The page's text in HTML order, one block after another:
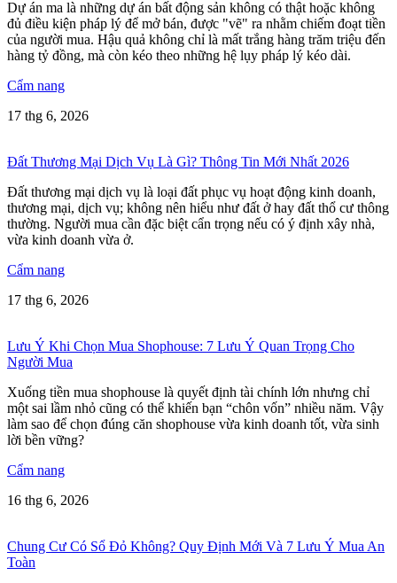
Dự án ma là những dự án bất động sản không có thật hoặc không
đủ điều kiện pháp lý để mở bán, được "vẽ" ra nhằm chiếm đoạt tiền
của người mua. Hậu quả không chỉ là mất trắng hàng trăm triệu đến
hàng tỷ đồng, mà còn kéo theo những hệ lụy pháp lý kéo dài.
Cẩm nang
17 thg 6, 2026
Đất Thương Mại Dịch Vụ Là Gì? Thông Tin Mới Nhất 2026
Đất thương mại dịch vụ là loại đất phục vụ hoạt động kinh doanh,
thương mại, dịch vụ; không nên hiểu như đất ở hay đất thổ cư thông
thường. Người mua cần đặc biệt cẩn trọng nếu có ý định xây nhà,
vừa kinh doanh vừa ở.
Cẩm nang
17 thg 6, 2026
Lưu Ý Khi Chọn Mua Shophouse: 7 Lưu Ý Quan Trọng Cho
Người Mua
Xuống tiền mua shophouse là quyết định tài chính lớn nhưng chỉ
một sai lầm nhỏ cũng có thể khiến bạn “chôn vốn” nhiều năm. Vậy
làm sao để chọn đúng căn shophouse vừa kinh doanh tốt, vừa sinh
lời bền vững?
Cẩm nang
16 thg 6, 2026
Chung Cư Có Sổ Đỏ Không? Quy Định Mới Và 7 Lưu Ý Mua An
Toàn